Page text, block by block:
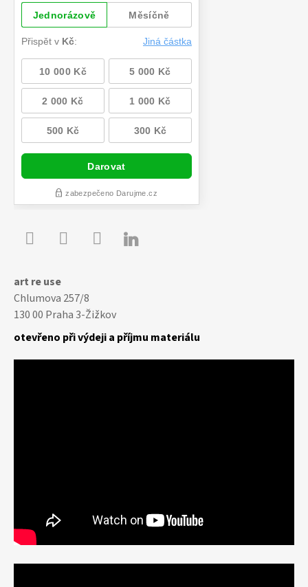

art re use
Chlumova 257/8
130 00 Praha 3-Žižkov
otevřeno při výdeji a příjmu materiálu